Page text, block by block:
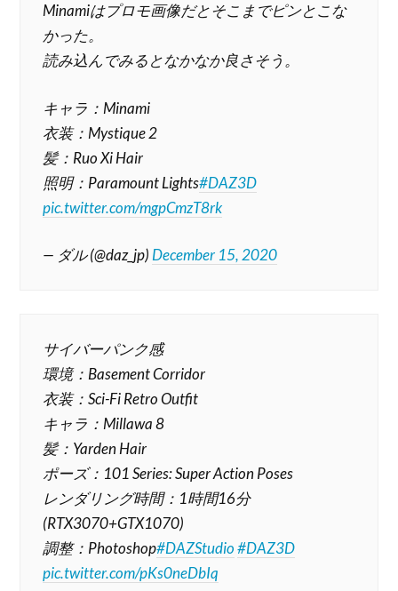
Minamiはプロモ画像だとそこまでピンとこな
かった。
読み込んでみるとなかなか良さそう。
キャラ：Minami
衣装：Mystique 2
髪：Ruo Xi Hair
照明：Paramount Lights#DAZ3D
pic.twitter.com/mgpCmzT8rk
— ダル (@daz_jp)December 15, 2020
サイバーパンク感
環境：Basement Corridor
衣装：Sci-Fi Retro Outfit
キャラ：Millawa 8
髪：Yarden Hair
ポーズ：101 Series: Super Action Poses
レンダリング時間：1時間16分
(RTX3070+GTX1070)
調整：Photoshop#DAZStudio #DAZ3D
pic.twitter.com/pKs0neDbIq